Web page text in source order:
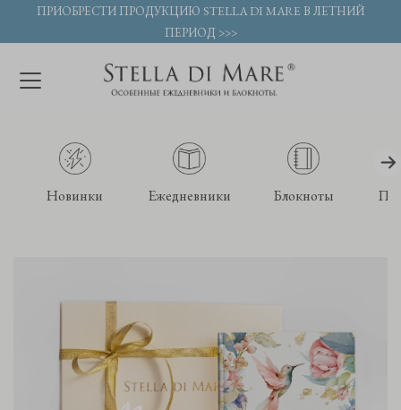
ПРИОБРЕСТИ ПРОДУКЦИЮ STELLA DI MARE В ЛЕТНИЙ
ПЕРИОД >>>
Новинки Ежедневники Блокноты